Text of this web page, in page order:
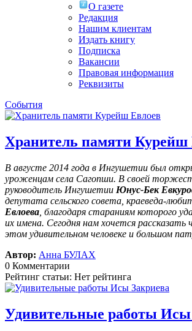
О газете
Редакция
Нашим клиентам
Издать книгу
Подписка
Вакансии
Правовая информация
Реквизиты
События
Хранитель памяти Курейш
В августе 2014 года в Ингушетии был
уроженцам села Сагопши. В своей
руководитель Ингушетии Юнус-Бек
депутата сельского совета, краеведа-
Евлоева , благодаря стараниям которого
их имена. Сегодня нам хочется
этом удивительном человеке и большом
Автор: Анна БУЛАХ
0 Комментарии
Рейтинг статьи: Нет рейтинга
Удивительные работы Исы